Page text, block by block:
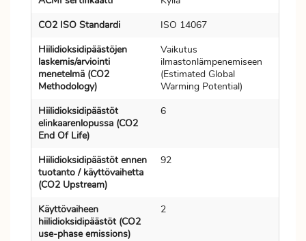
CO2 ISO Standardi
ISO 14067
Hiilidioksidipäästöjen
laskemis/arviointi
menetelmä (CO2
Methodology)
Vaikutus
ilmastonlämpenemiseen
(Estimated Global
Warming Potential)
Hiilidioksidipäästöt
elinkaarenlopussa (CO2
End Of Life)
6
Hiilidioksidipäästöt ennen
tuotanto / käyttövaihetta
(CO2 Upstream)
92
Käyttövaiheen
hiilidioksidipäästöt (CO2
use-phase emissions)
2